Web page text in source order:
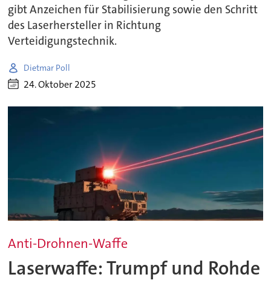
gibt Anzeichen für Stabilisierung sowie den Schritt
des Laserhersteller in Richtung
Verteidigungstechnik.
Dietmar Poll
24. Oktober 2025
Anti-Drohnen-Waffe
Laserwaffe: Trumpf und Rohde